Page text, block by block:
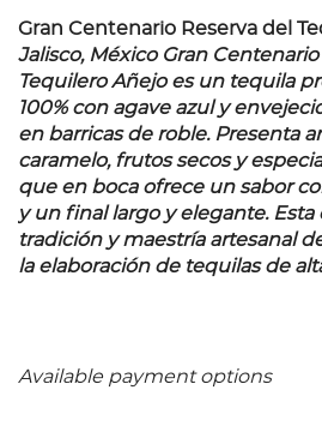
Gran Centenario Reserva del
Jalisco, México Gran
Tequilero Añejo es un tequila
100% con agave azul y
en barricas de roble. Presenta
caramelo, frutos secos y
que en boca ofrece un sabor
y un final largo y elegante. Esta
tradición y maestría artesanal
la elaboración de tequilas de
Available payment options